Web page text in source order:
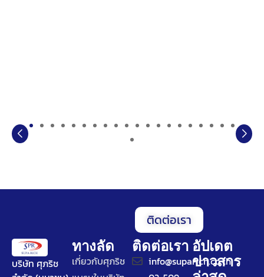
ติดต่อเรา
บริษัท ศุภริช
ทางลัด
เกี่ยวกับศุภริช
ติดต่อเรา
info@suparich.co.th
อัปเดต
ข่าวสาร